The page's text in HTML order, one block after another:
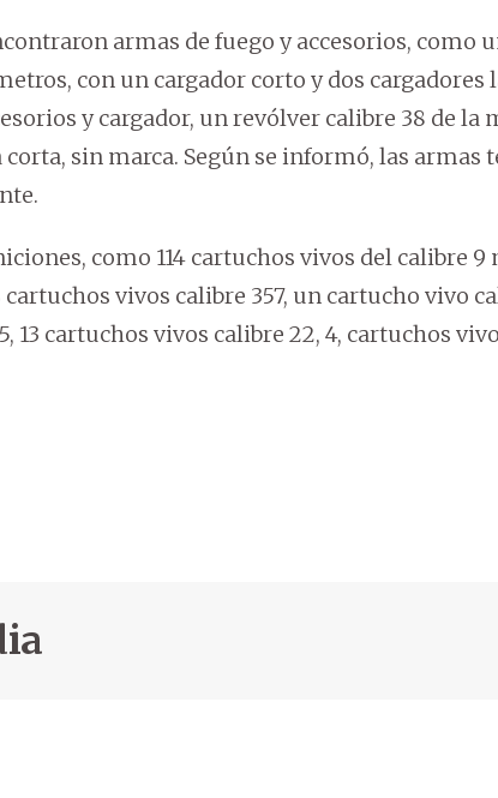
armas de fuego y accesorios, como
con un cargador corto y dos cargadores
y cargador, un revólver calibre 38 de la
sin marca. Según se informó, las armas
como 114 cartuchos vivos del calibre 9
vivos calibre 357, un cartucho vivo
13 cartuchos vivos calibre 22, 4, cartuchos